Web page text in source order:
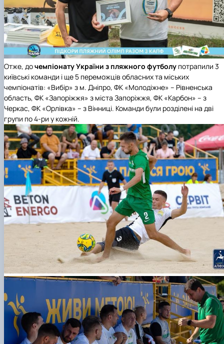
Отже, дочемпіонату України з пляжного футболу потрапили 3
київські команди і ще 5 переможців обласних та міських
чемпіонатів: «Вибір» з м. Дніпро, ФК «Молодіжне» – Рівненська
область, ФК «Запоріжжя» з міста Запоріжжя, ФК «Карбон» – з
Черкас, ФК «Орлівка» – з Вінниці. Команди були розділені на дві
групи по 4-ри у кожній.